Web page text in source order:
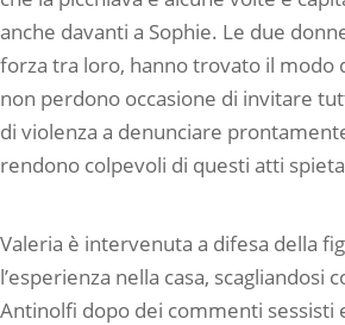
anche davanti a Sophie. Le due
forza tra loro, hanno trovato il modo
non perdono occasione di invitare
di violenza a denunciare
rendono colpevoli di questi atti
Valeria è intervenuta a difesa della
l’esperienza nella casa, scagliandosi
Antinolfi dopo dei commenti sessisti